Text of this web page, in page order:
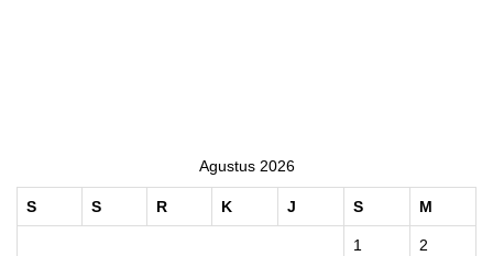
Agustus 2026
S S R K J S M
1 2